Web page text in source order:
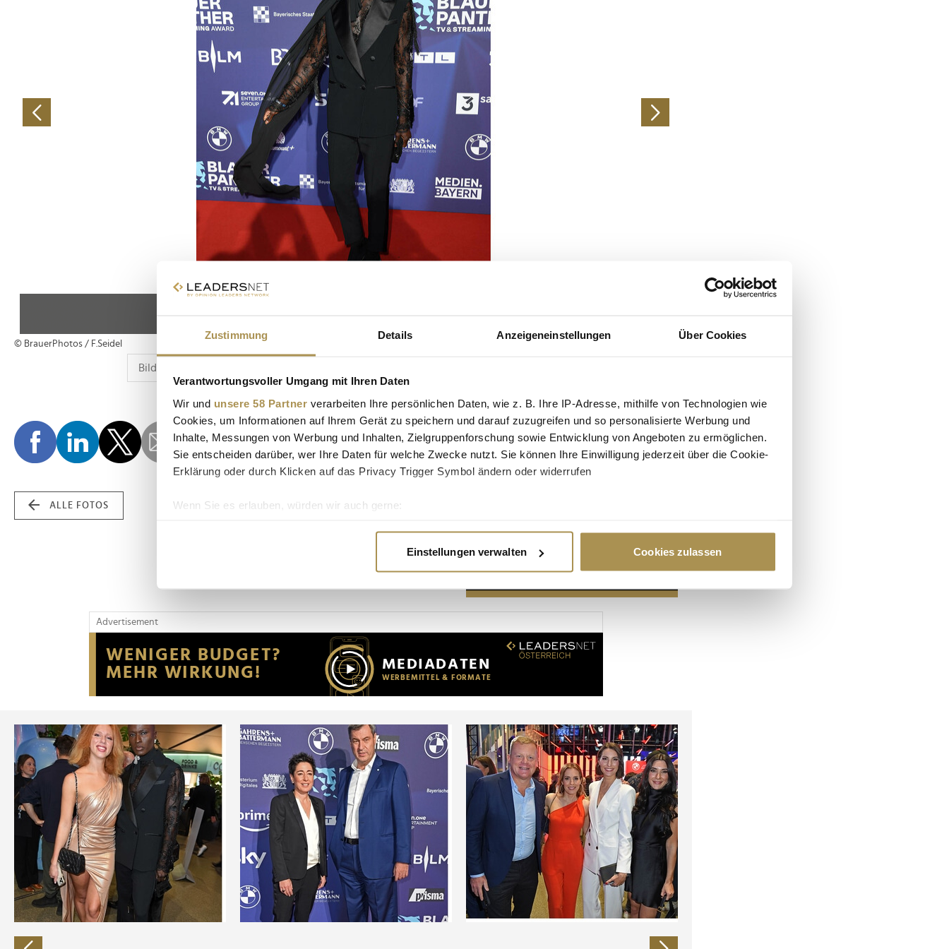
Zustimmung Details Anzeigeneinstellungen Über Cookies
Verantwortungsvoller Umgang mit Ihren Daten
Wir und unsere 58 Partner verarbeiten Ihre persönlichen Daten, wie z. B. Ihre IP-Adresse, mithilfe von Technologien wie
Cookies, um Informationen auf Ihrem Gerät zu speichern und darauf zuzugreifen und so personalisierte Werbung und
Inhalte, Messungen von Werbung und Inhalten, Zielgruppenforschung sowie Entwicklung von Angeboten zu ermöglichen.
Sie entscheiden darüber, wer Ihre Daten für welche Zwecke nutzt. Sie können Ihre Einwilligung jederzeit über die Cookie-
Erklärung oder durch Klicken auf das Privacy Trigger Symbol ändern oder widerrufen
Wenn Sie es erlauben, würden wir auch gerne:
Erfahren Sie mehr darüber, wie Ihre persönlichen Daten verarbeitet werden, und legen Sie Ihre Präferenzen im
Wir verwenden Cookies, um Inhalte und Anzeigen zu personalisieren, Funktionen für soziale Medien anbieten zu können
Website an unsere Partner für soziale Medien, Werbung und Analysen weiter. Unsere Partner führen diese Informationen
möglicherweise mit weiteren Daten zusammen, die Sie ihnen bereitgestellt haben oder die sie im Rahmen Ihrer Nutzung
der Dienste gesammelt haben.
Einstellungen verwalten Cookies zulassen
© BrauerPhotos / F.Seidel
ALLE FOTOS
Advertisement
Advertisement